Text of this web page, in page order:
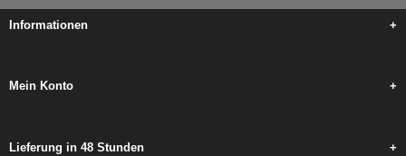
Informationen +
Mein Konto +
Lieferung in 48 Stunden +